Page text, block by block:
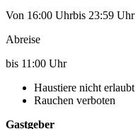
Von 16:00 Uhrbis 23:59 Uhr
Abreise
bis 11:00 Uhr
Haustiere nicht erlaubt
Rauchen verboten
Gastgeber